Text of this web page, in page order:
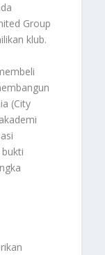
Group
klub.
(City